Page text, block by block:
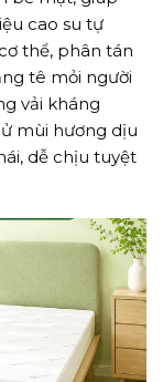
cao su tự
thể, phân tán
tê mỏi người
vải kháng
mùi hương dịu
dễ chịu tuyệt